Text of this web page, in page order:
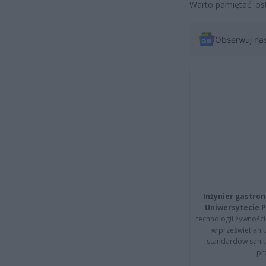
Warto pamiętać:
Obserwuj
Inżynier
Uniwersytecie
technologii
w
standardów